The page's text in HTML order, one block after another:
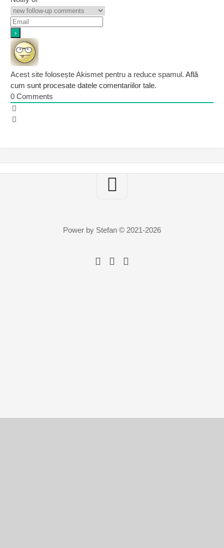
Acest site folosește Akismet pentru a reduce spamul. Află
cum sunt procesate datele comentariilor tale.
0 Comments
Power by Stefan © 2021-2026